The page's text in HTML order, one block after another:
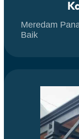
Meredam
Baik